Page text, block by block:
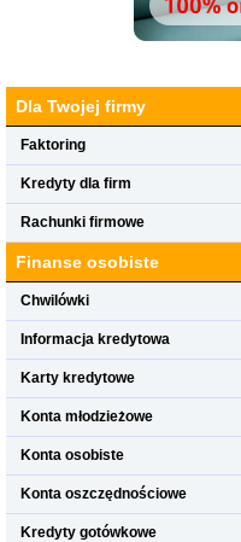
Dla Twojej firmy
Faktoring
Kredyty dla firm
Rachunki firmowe
Finanse osobiste
Chwilówki
Informacja kredytowa
Karty kredytowe
Konta młodzieżowe
Konta osobiste
Konta oszczędnościowe
Kredyty gotówkowe